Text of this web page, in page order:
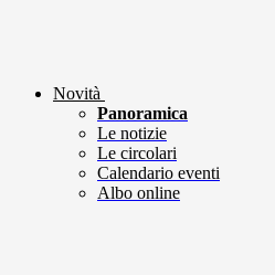
Novità
Panoramica
Le notizie
Le circolari
Calendario eventi
Albo online